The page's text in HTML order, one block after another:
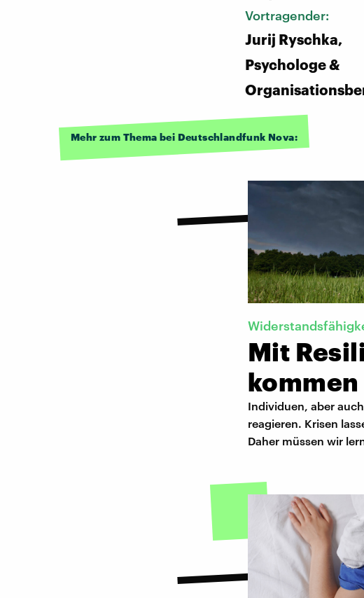
Vortragender:
Jurij Ryschka,
Psychologe &
Mehr zum Thema bei Deutschlandfunk Nova:
Mit
kommen
Individuen, aber
reagieren. Krisen
Daher müssen wir